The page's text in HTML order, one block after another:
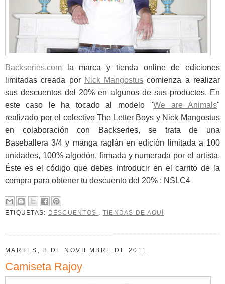
Backseries.com la marca y tienda online de ediciones
limitadas creada por Nick Mangostus comienza a realizar
sus descuentos del 20% en algunos de sus productos. En
este caso le ha tocado al modelo "We are Animals"
realizado por el colectivo The Letter Boys y Nick Mangostus
en colaboración con Backseries, se trata de una
Baseballera 3/4 y manga raglán en edición limitada a 100
unidades, 100% algodón, firmada y numerada por el artista.
Éste es el código que debes introducir en el carrito de la
compra para obtener tu descuento del 20% : NSLC4
ETIQUETAS: DESCUENTOS TIENDAS DE AQUÍ
MARTES, 8 DE NOVIEMBRE DE 2011
Camiseta Rajoy